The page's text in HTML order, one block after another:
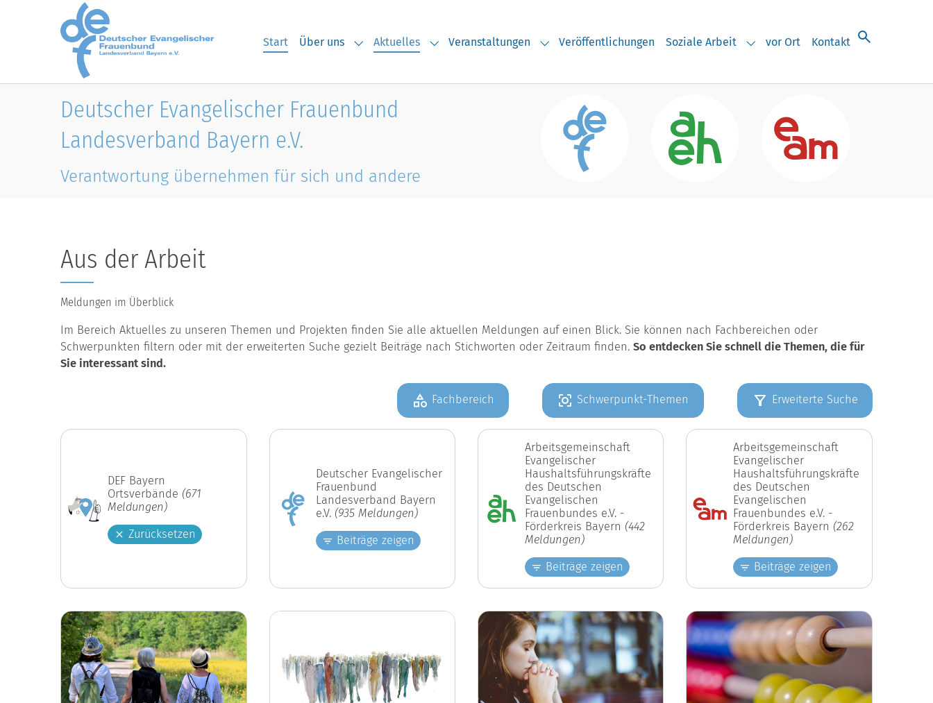
Skip to main content
Start Über uns
Submenu for "Über uns"
Aktuelles(current)
Submenu for "Aktuelles"
Veranstaltungen
Submenu for "Veranstaltungen"
Veröffentlichungen Soziale Arbeit
Submenu for "Soziale Arbeit"
vor Ort Kontakt
Deutscher Evangelischer Frauenbund
Landesverband Bayern e.V.
Verantwortung übernehmen für sich und andere
Aus der Arbeit
Meldungen im Überblick
Im Bereich Aktuelles zu unseren Themen und Projekten finden Sie alle aktuellen Meldungen auf einen Blick. Sie können nach Fachbereichen oder
Schwerpunkten filtern oder mit der erweiterten Suche gezielt Beiträge nach Stichworten oder Zeitraum finden.So entdecken Sie schnell die Themen, die für
Sie interessant sind.
Fachbereich Schwerpunkt-Themen Erweiterte Suche
DEF Bayern
Ortsverbände (671
Meldungen)
Zurücksetzen
Deutscher Evangelischer
Frauenbund
Landesverband Bayern
e.V. (935 Meldungen)
Beiträge zeigen
Arbeitsgemeinschaft
Evangelischer
Haushaltsführungskräfte
des Deutschen
Evangelischen
Frauenbundes e.V. -
Förderkreis Bayern (442
Meldungen)
Beiträge zeigen
Arbeitsgemeinschaft
Evangelischer
Haushaltsführungskräfte
des Deutschen
Evangelischen
Frauenbundes e.V. -
Förderkreis Bayern (262
Meldungen)
Beiträge zeigen